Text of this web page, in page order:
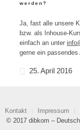
werden?
Ja, fast alle unsere
bzw. als Inhouse-
einfach an unter
gerne ein passendes
25. April 2016
Kontakt Impressum
© 2017 dibkom –